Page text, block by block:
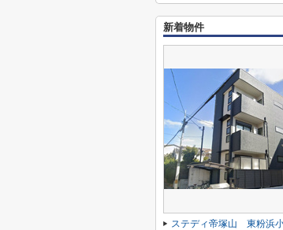
新着物件
ステディ帝塚山 東粉浜